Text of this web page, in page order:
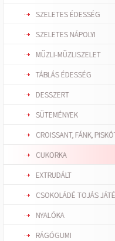
SZELETES ÉDESSÉG
SZELETES NÁPOLYI
MÜZLI-MÜZLISZELET
TÁBLÁS ÉDESSÉG
DESSZERT
SÜTEMÉNYEK
CROISSANT, FÁNK,
CUKORKA
EXTRUDÁLT
CSOKOLÁDÉ TOJÁS
NYALÓKA
RÁGÓGUMI